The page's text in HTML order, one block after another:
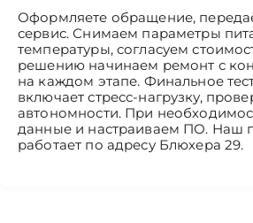
Оформляете обращение,
сервис. Снимаем параметры
температуры, согласуем
решению начинаем ремонт с
на каждом этапе. Финальное
включает стресс-нагрузку,
автономности. При
данные и настраиваем ПО. Наш
работает по адресу Блюхера 29.